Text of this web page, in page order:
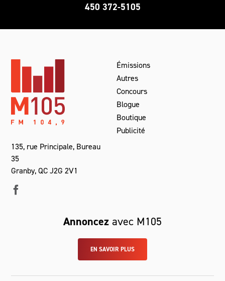
450 372-5105
135, rue Principale, Bureau
35
Granby, QC J2G 2V1
Émissions
Autres
Concours
Blogue
Boutique
Publicité
Annoncez avec M105
EN SAVOIR PLUS